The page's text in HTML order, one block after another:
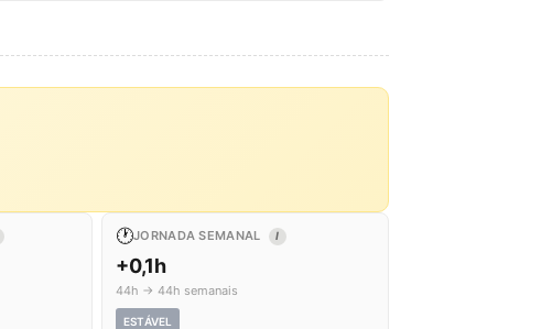
🕐JORNADA SEMANAL I
+0,1h
44h → 44h semanais
ESTÁVEL